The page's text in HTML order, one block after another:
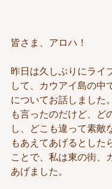
皆さま、アロハ！
昨日は久しぶりにライ
して、カウアイ島の中
についてお話しました
も言ったのだけど、ど
し、どこも違って素敵
もあえてあげるとした
ことで、私は東の街、
あげました。